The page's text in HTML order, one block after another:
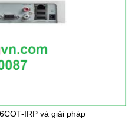
IRP và giải pháp